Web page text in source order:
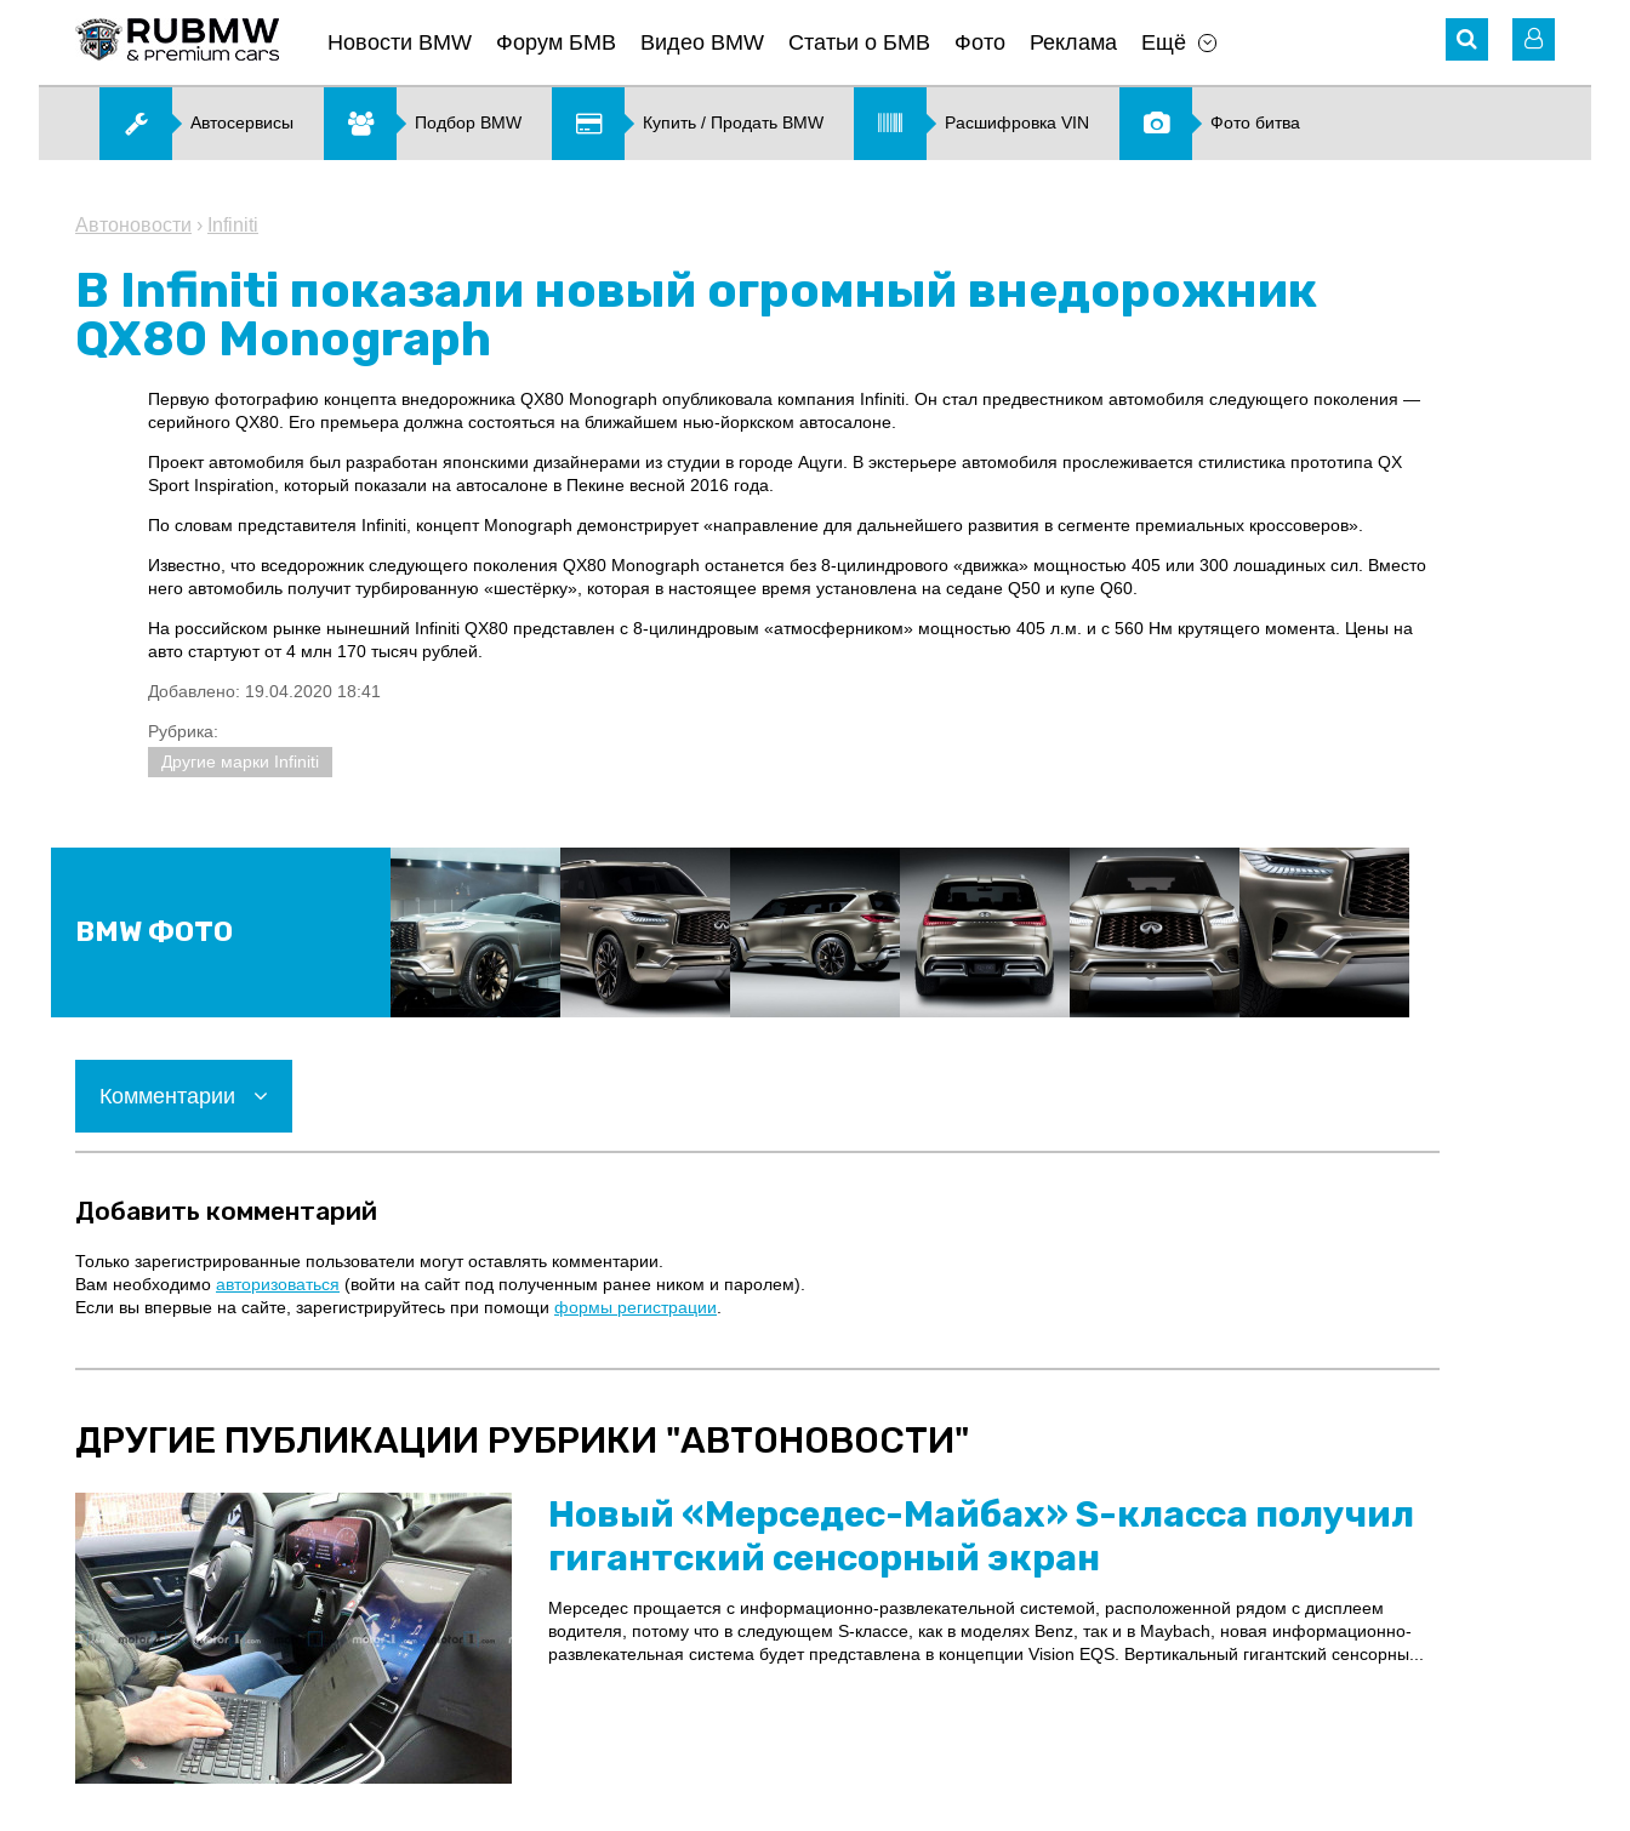
Новости BMW Форум БМВ Видео BMW Статьи о БМВ Фото Реклама Ещё
Автосервисы Подбор BMW Купить / Продать BMW Расшифровка VIN Фото битва
Автоновости › Infiniti
В Infiniti показали новый огромный внедорожник
QX80 Monograph
Первую фотографию концепта внедорожника QX80 Monograph опубликовала компания Infiniti. Он стал предвестником автомобиля следующего поколения —
серийного QX80. Его премьера должна состояться на ближайшем нью-йоркском автосалоне.
Проект автомобиля был разработан японскими дизайнерами из студии в городе Ацуги. В экстерьере автомобиля прослеживается стилистика прототипа QX
Sport Inspiration, который показали на автосалоне в Пекине весной 2016 года.
По словам представителя Infiniti, концепт Monograph демонстрирует «направление для дальнейшего развития в сегменте премиальных кроссоверов».
Известно, что вседорожник следующего поколения QX80 Monograph останется без 8-цилиндрового «движка» мощностью 405 или 300 лошадиных сил. Вместо
него автомобиль получит турбированную «шестёрку», которая в настоящее время установлена на седане Q50 и купе Q60.
На российском рынке нынешний Infiniti QX80 представлен с 8-цилиндровым «атмосферником» мощностью 405 л.м. и с 560 Нм крутящего момента. Цены на
авто стартуют от 4 млн 170 тысяч рублей.
Добавлено: 19.04.2020 18:41
Рубрика:
Другие марки Infiniti
BMW ФОТО
Комментарии
Добавить комментарий
Только зарегистрированные пользователи могут оставлять комментарии.
Вам необходимо авторизоваться (войти на сайт под полученным ранее ником и паролем).
Если вы впервые на сайте, зарегистрируйтесь при помощи формы регистрации
ДРУГИЕ ПУБЛИКАЦИИ РУБРИКИ "АВТОНОВОСТИ"
Новый «Мерседес-Майбах» S-класса получил
гигантский сенсорный экран
Мерседес прощается с информационно-развлекательной системой, расположенной рядом с дисплеем
водителя, потому что в следующем S-классе, как в моделях Benz, так и в Maybach, новая информационно-
развлекательная система будет представлена ​​в концепции Vision EQS. Вертикальный гигантский сенсорны...